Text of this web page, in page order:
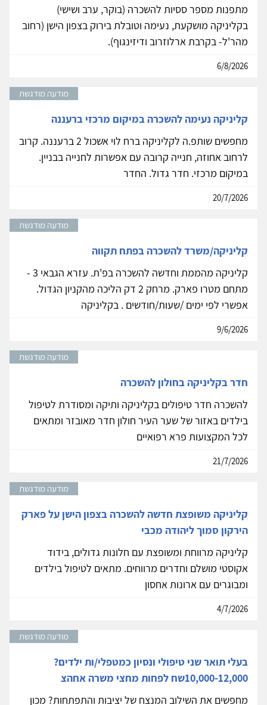
מתפנות מספר ססיות להשכרה (בוקר, ערב ושישי)
בקליניקה מושקעת, נעימה וטובלת בירוק בצפון הישן (רחוב
מהר'ל- בקרבת ארלוזרוב ודיזינגוף).
6/8/2026
מודעה מודגשת
קליניקה נעימה להשכרה במיקום מרכזי ברעננה
מחפשים שותפ.ה לקליניקה ברח לוי אשכול 2 ברעננה. קרוב
לרחוב אחוזה, חנייה קרובה עם אפשרות לחנייה בבניין.
במיקום מרכזי. חדר גדול. החדר
20/7/2026
מודעה מודגשת
קליניקה/משרד להשכרה בפתח תקווה
קליניקה מהממת וחדשה להשכרה בפ'ת. עזרא הגבאי 3 -
מתחם מטרו פארק. מרחק 2 דק הליכה מהקניון הגדול.
אפשרי לפי ימים /שעות/חודשים . בקליניקה
9/6/2026
מודעה מודגשת
חדר בקליניקה בחולון להשכרה
להשכרה חדר טיפולים בקליניקה ותיקה ומסודרת לטיפול
בילדים באזור של שער העיר חולון חדר מאובזר ומתאים
לכל המקצועות פרא רפואיים
21/7/2026
מודעה מודגשת
קליניקה משופצת חדשה להשכרה בצפון הישן על פארק
הירקון סמוך ליהודה מכבי
קליניקה מרווחת ומשופצת עם חלונות גדולים, בידוד
אקוסטי מושלם וחדרים מרווחים. מתאים לטיפול בילדים
ומבוגרים עם ארונות אחסון
4/7/2026
מודעה מודגשת
בעלי תואר שני טיפולי ונסיון כמטפלי/ות ילדים?
10,000-12,000שח לפחות מחצי משרה אחהצ
מחפשים את השילוב המנצח של יציבות והתפתחות? מכון